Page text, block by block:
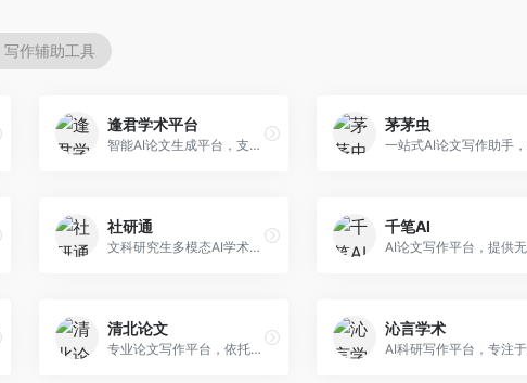
写作辅助工具
逢君学术平台
智能AI论文生成平台，支持查重检测。面向高校学生和研究人员，提供论文选题、内容生成、查重修改等一站式服务，学术写作流程完整。
茅茅虫
社研通
文科研究生多模态AI学术写作平台。面向文科研究生和社科研究者，提供文献综述、理论分析、定性研究辅助等服务，文科研究方法论支持完善。
千笔AI
清北论文
专业论文写作平台，依托高校学术资源。面向本科生和研究生，提供论文指导、写作辅助、查重检测等服务，学术规范性强，适合追求高质量论文的用户。
沁言学术